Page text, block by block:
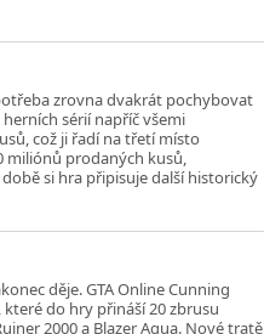
zrovna dvakrát pochybovat
sérií napříč všemi
což ji řadí na třetí místo
miliónů prodaných kusů,
si hra připisuje další historický
děje. GTA Online Cunning
které do hry přináší 20 zbrusu
2000 a Blazer Aqua. Nové tratě